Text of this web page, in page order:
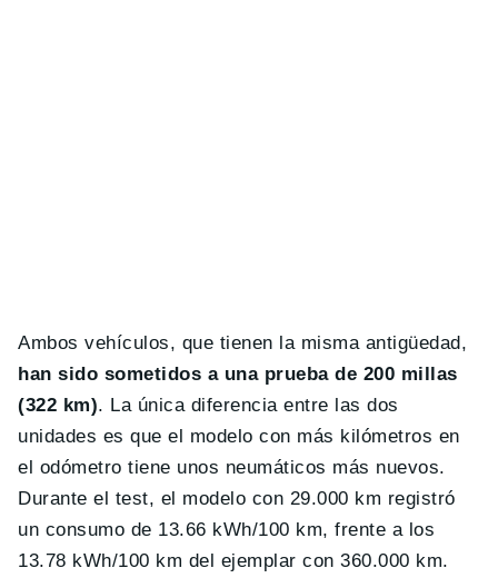
Ambos vehículos, que tienen la misma antigüedad,
han sido sometidos a una prueba de 200 millas
(322 km). La única diferencia entre las dos
unidades es que el modelo con más kilómetros en
el odómetro tiene unos neumáticos más nuevos.
Durante el test, el modelo con 29.000 km registró
un consumo de 13.66 kWh/100 km, frente a los
13.78 kWh/100 km del ejemplar con 360.000 km.